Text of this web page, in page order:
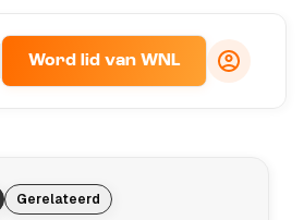
Word lid van WNL
Gerelateerd